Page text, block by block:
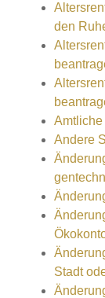
den
Andere
Stadt